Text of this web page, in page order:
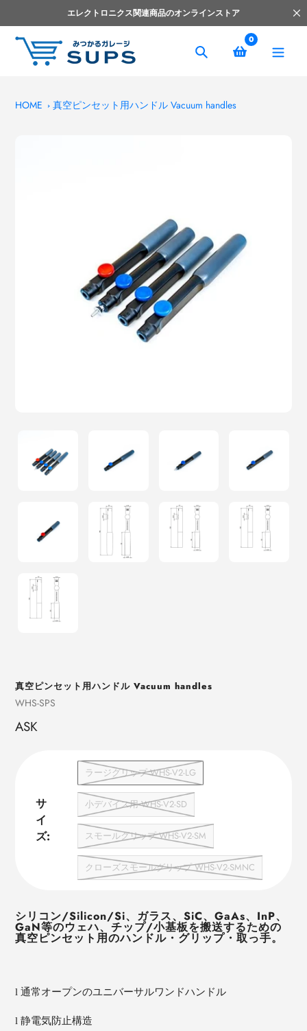
ン
エレクトロニクス関連商品のオンラインストア
捜
0
HOME 真空ピンセット用ハンドル Vacuum handles
真空ピンセット用ハンドル Vacuum handles
売
手
WHS-SPS
ASK
サ
イ
ズ:
ラージグリップ WHS-V2-LG
小デバイス用 WHS-V2-SD
スモールグリップ WHS-V2-SM
クローズスモールグリップ WHS-V2-SMNC
シリコン/Silicon/Si、ガラス、 SiC、 GaAs、 InP、
GaN等のウェハ、チップ/小基板を搬送するための
真空ピンセット用のハンドル・グリップ・取っ手。
l 通常オープンのユニバーサルワンドハンドル
l 静電気防止構造